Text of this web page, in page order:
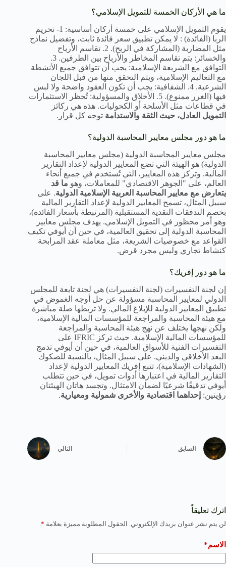
ما هي الأركان الخمسة للتمويل الإسلامي؟
يقوم التمويل الإسلامي على خمسة أركان أساسية: 1- تحريم
الربا (الفائدة) : لا يمكن تطبيق سعر فائدة ثابت، وتفضيل نماذج
مثل المضاربة (المشاركة في الربح). 2. تقاسم الأرباح
والخسائر: يتم تقاسم المخاطر والأرباح بين الطرفين. 3.
التوافق مع الشريعة الإسلامية: يجب أن تتوافق جميع الأنشطة
مع التعاليم الإسلامية، ويتم التحقق منها من قبل اللجان
الشرعية. 4. الشفافية: يجب أن تكون العقود واضحة ولا لبس
فيها (الغرر ممنوع). 5. الأخلاق والمسؤولية: تُحظر الاستثمارات
في قطاعات مثل الأسلحة أو الكحوليات. هذه هي ركائز
التمويل العادل، حيث الثقة والاستدامة توجه كل قرار.
ما هو دور مجلس معايير المحاسبة الدولية؟
مجلس معايير المحاسبة الدولية (مجلس معايير المحاسبة
الدولية) هو الهيئة التي تضع المعايير الدولية لإعداد التقارير
المالية. وتركز هذه المعايير، التي تُستخدم في جميع أنحاء
العالم، على "الجوهر الاقتصادي" للمعاملات، وهو ما قد
يتعارض مع معايير المحاسبة العربية الإسلامية الدولية. على
سبيل المثال، تسمح المعايير الدولية لإعداد التقارير المالية
بخصم التدفقات النقدية المستقبلية (المرتبطة بأسعار الفائدة)،
وهو أمر محظور في التمويل الإسلامي. يهدف مجلس معايير
المحاسبة الدولية إلى تحقيق العالمية، في حين أن أيوفي تكيف
القواعد مع خصوصيات الشريعة، مثل معاملة عقد المرابحة
كنشاط تجاري وليس مجرد قرض.
ما هو دور إفريك؟
إن لجنة التفسيرات (لجنة التفسيرات) هي لجنة تابعة للمجلس
الدولي لمعايير المحاسبة مسؤولة عن حل أوجه الغموض في
تطبيق المعايير الدولية للإبلاغ المالي. ولا تربطها صلة مباشرة
مع هيئة المحاسبة والمراجعة للمؤسسات المالية الإسلامية،
ولكن نهجها يختلف عن نهج هيئة المحاسبة والمراجعة
للمؤسسات المالية الإسلامية. حيث تركز IFRIC على
التفسيرات الفنية للأسواق العالمية، في حين أن أيوفي تدمج
البعد الأخلاقي والديني. على سبيل المثال، بالنسبة للصكوك
(الشهادات الإسلامية)، تتبع إفريك المعايير الدولية لإعداد
التقارير المالية في اعتبارها أدوات تمويل، في حين تتطلب
أيوفي تدقيقًا شرعيًا لضمان الامتثال. وتجسد هاتان الهيئتان
رؤيتين: إحداهما اقتصادية والأخرى شمولية ومعيارية.
السابق التالي
اترك تعليقاً
لن يتم نشر عنوان بريدك الإلكتروني. الحقول المطلوبة مميزة بعلامة *
الاسم*